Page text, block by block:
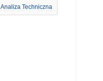
Analiza Techniczna